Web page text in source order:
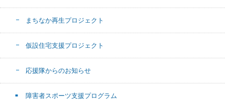
まちなか再生プロジェクト
仮設住宅支援プロジェクト
応援隊からのお知らせ
障害者スポーツ支援プログラム